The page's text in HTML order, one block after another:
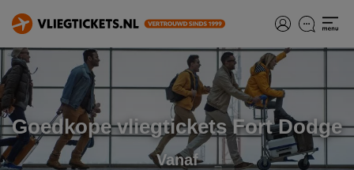
Goedkope vliegtickets Fort Dodge
Vanaf